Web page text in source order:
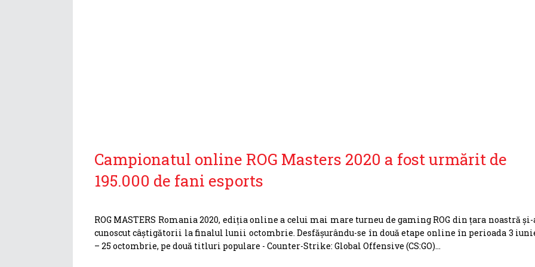
Campionatul online ROG Masters 2020 a fost urmărit de
195.000 de fani esports
ROG MASTERS Romania 2020, ediția online a celui mai mare turneu de gaming ROG din țara noastră și-
cunoscut câștigătorii la finalul lunii octombrie. Desfășurându-se în două etape online în perioada 3
– 25 octombrie, pe două titluri populare - Counter-Strike: Global Offensive (CS:GO)